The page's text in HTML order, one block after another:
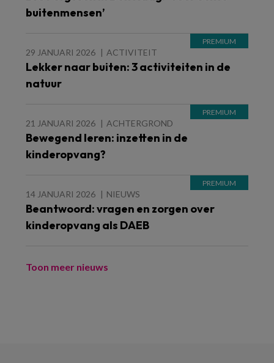
buitenmensen’
29 JANUARI 2026 ACTIVITEIT
Lekker naar buiten: 3 activiteiten in de
natuur
21 JANUARI 2026 ACHTERGROND
Bewegend leren: inzetten in de
kinderopvang?
14 JANUARI 2026 NIEUWS
Beantwoord: vragen en zorgen over
kinderopvang als DAEB
Toon meer nieuws